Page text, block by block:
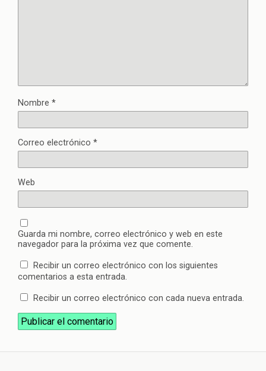
Nombre *
Correo electrónico *
Web
Guarda mi nombre, correo electrónico y web en este
navegador para la próxima vez que comente.
Recibir un correo electrónico con los siguientes
comentarios a esta entrada.
Recibir un correo electrónico con cada nueva entrada.